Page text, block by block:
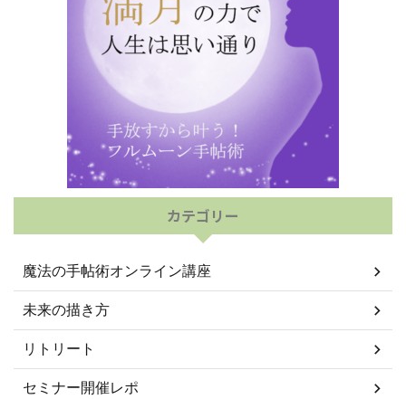
カテゴリー
魔法の手帖術オンライン講座
未来の描き方
リトリート
セミナー開催レポ